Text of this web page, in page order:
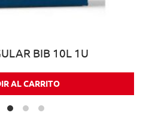
BIB 10L 1U
AL CARRITO